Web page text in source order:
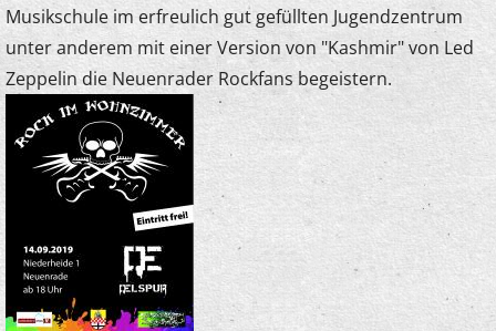
Musikschule im erfreulich gut gefüllten Jugendzentrum
unter anderem mit einer Version von "Kashmir" von Led
Zeppelin die Neuenrader Rockfans begeistern.